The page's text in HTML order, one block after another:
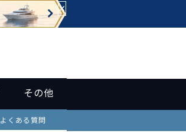
×
その他
よくある質問